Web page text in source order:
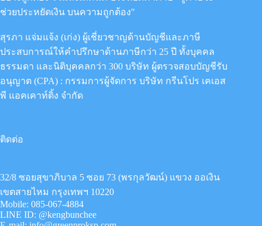
ช่วยประหยัดเงิน บนความถูกต้อง"
สุรภา แจ่มแจ้ง (เก่ง) ผู้เชี่ยวชาญด้านบัญชีและภาษี
ประสบการณ์ให้คำปรึกษาด้านภาษีกว่า 25 ปี ทั้งบุคคล
ธรรมดา และนิติบุคคลกว่า 300 บริษัท ผู้ตรวจสอบบัญชีรับ
อนุญาต (CPA) : กรรมการผู้จัดการ บริษัท กรีนโปร เคเอส
พี แอคเคาท์ติ้ง จำกัด
ติดต่อ
32/8 ซอยสุขาภิบาล 5 ซอย 73 (พรกุลวัฒน์) แขวง ออเงิน
เขตสายไหม กรุงเทพฯ 10220
Mobile: 085-067-4884
LINE ID: @kengbunchee